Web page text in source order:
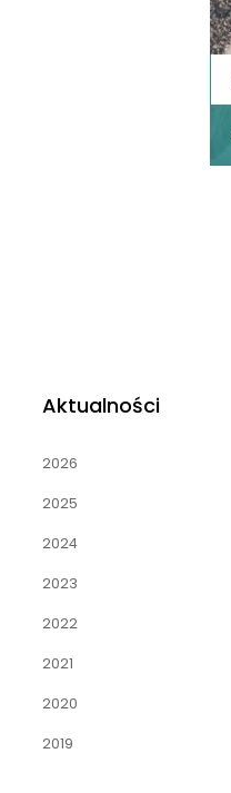
Aktualności
2026
2025
2024
2023
2022
2021
2020
2019